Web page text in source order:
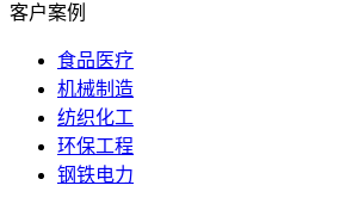
客户案例
食品医疗
机械制造
纺织化工
环保工程
钢铁电力